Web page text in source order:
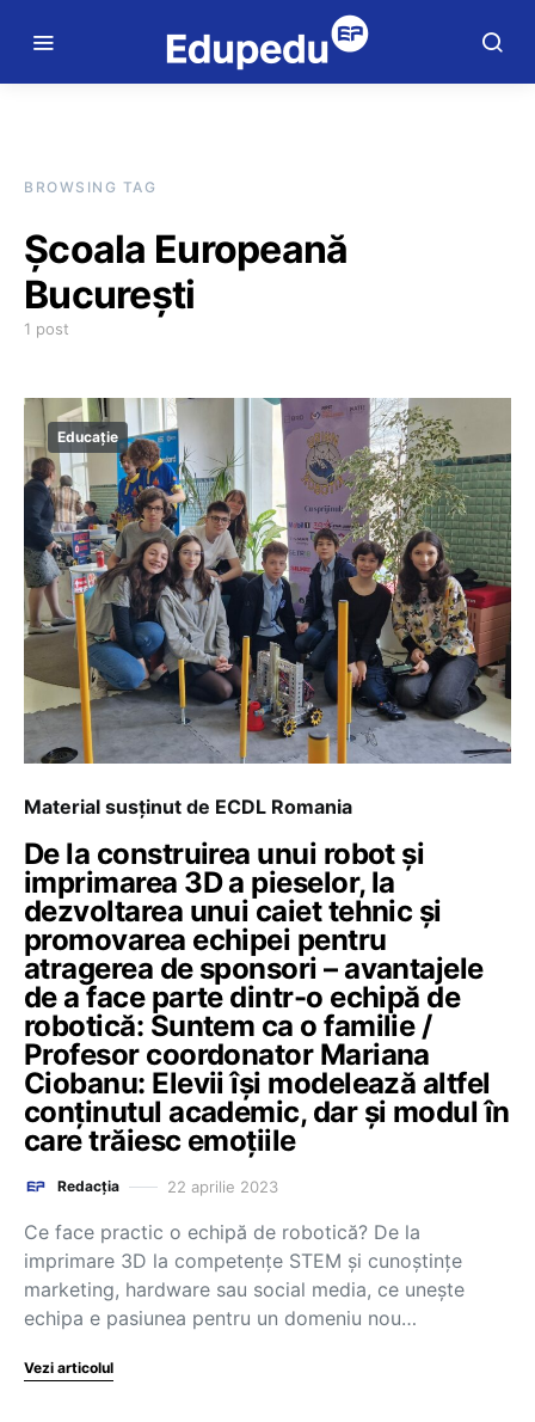
BROWSING TAG
Școala Europeană
București
1 post
Educație
Material susținut de ECDL Romania
De la construirea unui robot și
imprimarea 3D a pieselor, la
dezvoltarea unui caiet tehnic și
promovarea echipei pentru
atragerea de sponsori – avantajele
de a face parte dintr-o echipă de
robotică: Suntem ca o familie /
Profesor coordonator Mariana
Ciobanu: Elevii își modelează altfel
conținutul academic, dar și modul în
care trăiesc emoțiile
Redacția 22 aprilie 2023
Ce face practic o echipă de robotică? De la
imprimare 3D la competențe STEM și cunoștințe
marketing, hardware sau social media, ce unește
echipa e pasiunea pentru un domeniu nou…
Vezi articolul